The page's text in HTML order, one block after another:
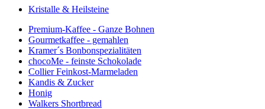
Kristalle & Heilsteine
Premium-Kaffee - Ganze Bohnen
Gourmetkaffee - gemahlen
Kramer´s Bonbonspezialitäten
chocoMe - feinste Schokolade
Collier Feinkost-Marmeladen
Kandis & Zucker
Honig
Walkers Shortbread